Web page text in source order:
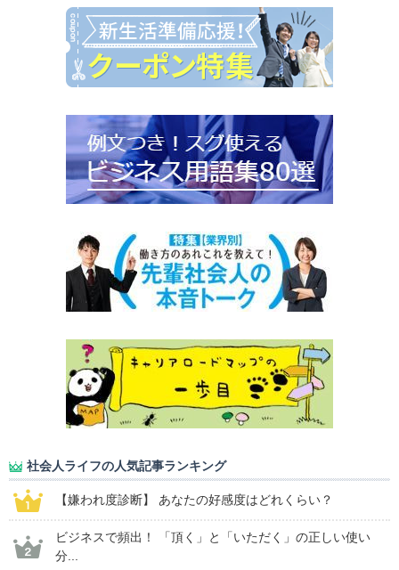
社会人ライフの人気記事ランキング
【嫌われ度診断】 あなたの好感度はどれくらい？
ビジネスで頻出！ 「頂く」と「いただく」の正しい使い
分...